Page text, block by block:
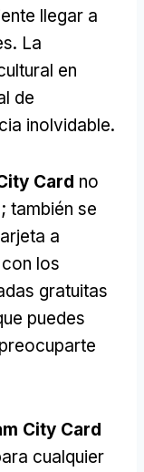
llegar a
La
en
de
inolvidable.
Card no
también se
a
los
gratuitas
puedes
City Card
cualquier